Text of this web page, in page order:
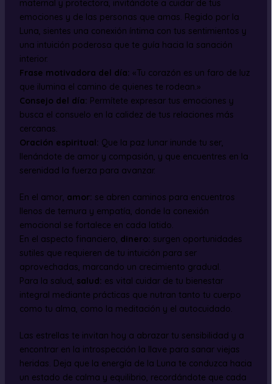
maternal y protectora, invitándote a cuidar de tus
emociones y de las personas que amas. Regido por la
Luna, sientes una conexión íntima con tus sentimientos y
una intuición poderosa que te guía hacia la sanación
interior.
Frase motivadora del día: «Tu corazón es un faro de luz
que ilumina el camino de quienes te rodean.»
Consejo del día: Permítete expresar tus emociones y
busca el consuelo en la calidez de tus relaciones más
cercanas.
Oración espiritual: Que la paz lunar inunde tu ser,
llenándote de amor y compasión, y que encuentres en la
serenidad la fuerza para avanzar.
En el amor, amor: se abren caminos para encuentros
llenos de ternura y empatía, donde la conexión
emocional se fortalece en cada latido.
En el aspecto financiero, dinero: surgen oportunidades
sutiles que requieren de tu intuición para ser
aprovechadas, marcando un crecimiento gradual.
Para la salud, salud: es vital cuidar de tu bienestar
integral mediante prácticas que nutran tanto tu cuerpo
como tu alma, como la meditación y el autocuidado.
Las estrellas te invitan hoy a abrazar tu sensibilidad y a
encontrar en la introspección la llave para sanar viejas
heridas. Deja que la energía de la Luna te conduzca hacia
un estado de calma y equilibrio, recordándote que cada